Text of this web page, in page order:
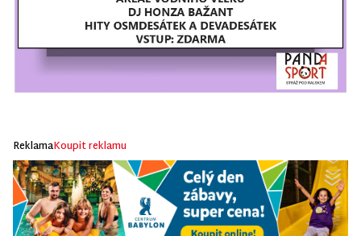
ReklamaKoupit reklamu